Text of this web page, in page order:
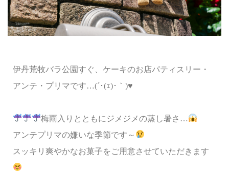
伊丹荒牧バラ公園すぐ、ケーキのお店パティスリー・
アンテ・プリマです…(´･(ｪ)･｀)♥
梅雨入りとともにジメジメの蒸し暑さ…
アンテプリマの嫌いな季節です～
スッキリ爽やかなお菓子をご用意させていただきます